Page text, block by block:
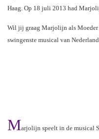
Haag. Op 18 juli 2013 had
Wil jij graag Marjolijn als Moeder
swingenste musical van
Marjolijn speelt in de musical